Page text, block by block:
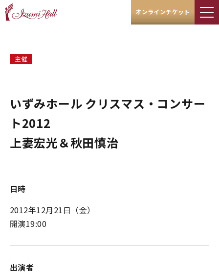
オンラインチケット
主催
いずみホール クリスマス・コンサー
ト2012
上妻宏光＆秋田慎治
日時
2012年12月21日（金）
開演19:00
出演者